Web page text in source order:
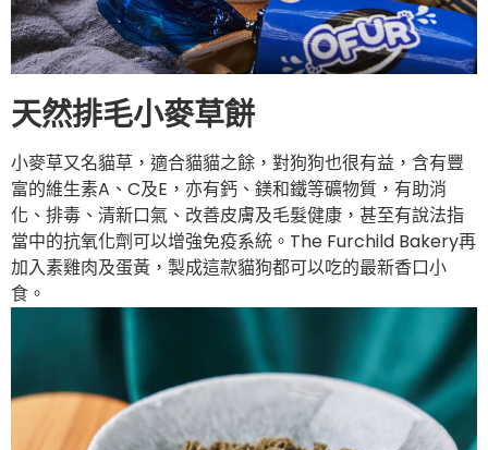
天然排毛小麥草餅
小麥草又名貓草，適合貓貓之餘，對狗狗也很有益，含有豐
富的維生素A、C及E，亦有鈣、鎂和鐵等礦物質，有助消
化、排毒、清新口氣、改善皮膚及毛髮健康，甚至有說法指
當中的抗氧化劑可以增強免疫系統。The Furchild Bakery再
加入素雞肉及蛋黃，製成這款貓狗都可以吃的最新香口小
食。